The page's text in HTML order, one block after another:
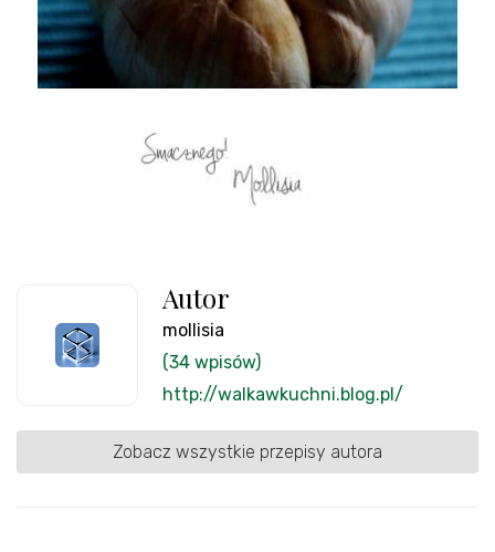
Autor
mollisia
(34 wpisów)
http://walkawkuchni.blog.pl/
Zobacz wszystkie przepisy autora